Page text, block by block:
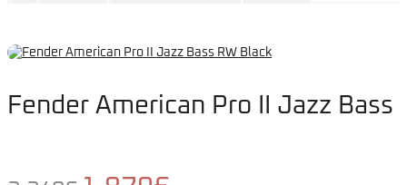
Fender American Pro II Jazz Bass
Le